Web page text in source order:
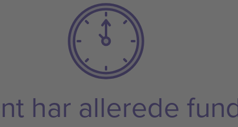
har allerede